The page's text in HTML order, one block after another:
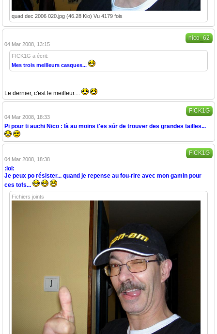
quad dec 2006 020.jpg (46.28 Kio) Vu 4179 fois
nico_62
04 Mar 2008, 13:15
FICK1G a écrit:
Mes trois meilleurs casques...
Le dernier, c'est le meilleur....
FICK1G
04 Mar 2008, 18:33
Pi pour ti auchi Nico : là au moins t'es sûr de trouver des grandes tailles...
FICK1G
04 Mar 2008, 18:38
:lol:
Je peux po résister... quand je repense au fou-rire avec mon gamin pour
ces tofs...
Fichiers joints